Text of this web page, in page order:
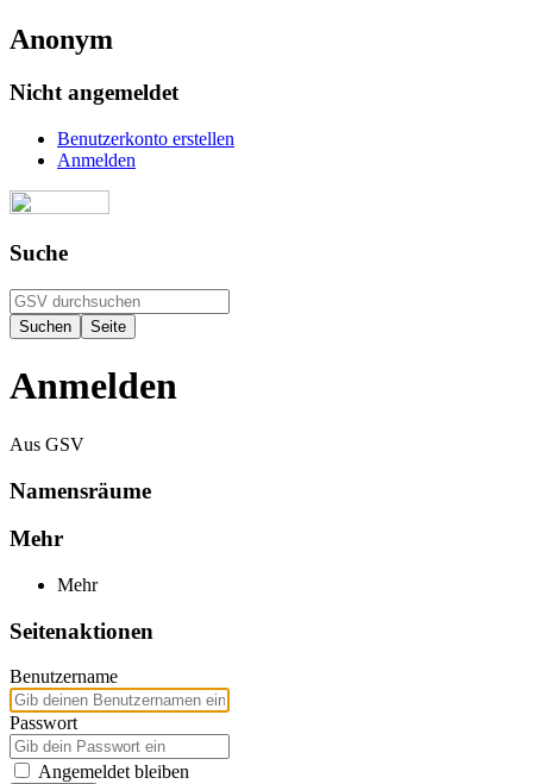
Anonym
Nicht angemeldet
Benutzerkonto erstellen
Anmelden
Suche
Anmelden
Aus GSV
Namensräume
Mehr
Mehr
Seitenaktionen
Benutzername
Passwort
Angemeldet bleiben